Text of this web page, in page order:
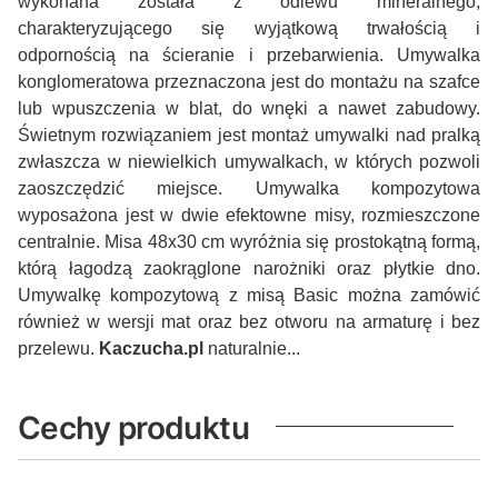
charakteryzującego się wyjątkową trwałością i
odpornością na ścieranie i przebarwienia. Umywalka
konglomeratowa przeznaczona jest do montażu na szafce
lub wpuszczenia w blat, do wnęki a nawet zabudowy.
Świetnym rozwiązaniem jest montaż umywalki nad pralką
zwłaszcza w niewielkich umywalkach, w których pozwoli
zaoszczędzić miejsce. Umywalka kompozytowa
wyposażona jest w dwie efektowne misy, rozmieszczone
centralnie. Misa 48x30 cm wyróżnia się prostokątną formą,
którą łagodzą zaokrąglone narożniki oraz płytkie dno.
Umywalkę kompozytową z misą Basic można zamówić
również w wersji mat oraz bez otworu na armaturę i bez
przelewu. Kaczucha.pl naturalnie...
Cechy produktu